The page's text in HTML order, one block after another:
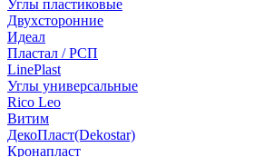
Углы пластиковые
Двухсторонние
Идеал
Пластал / РСП
LinePlast
Углы универсальные
Rico Leo
Витим
ДекоПласт(Dekostar)
Кронапласт